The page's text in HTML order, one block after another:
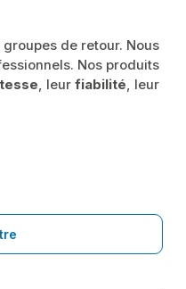
de retour. Nous
Nos produits
, leurfiabilité, leur